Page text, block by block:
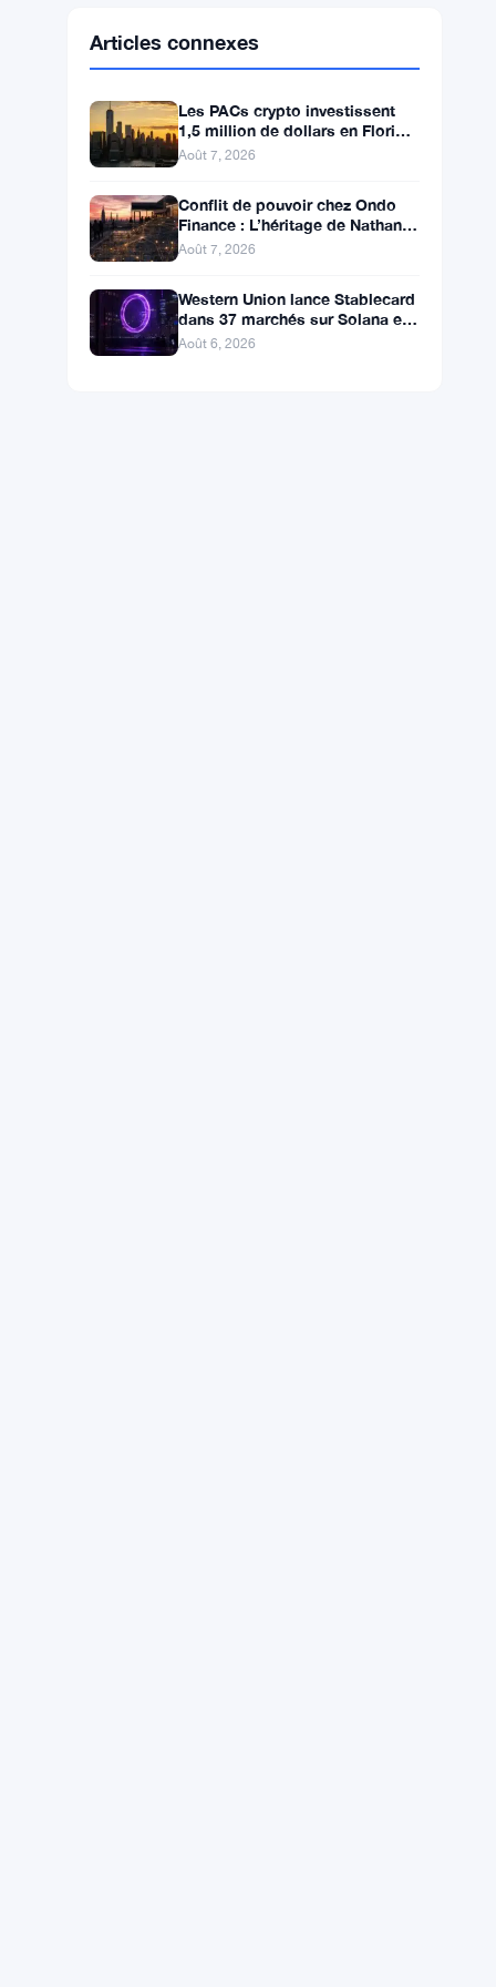
SolanaSOL $72.6559 ▼ -1.82%
XRPXRP $1.0363
Les PACs crypto investissent